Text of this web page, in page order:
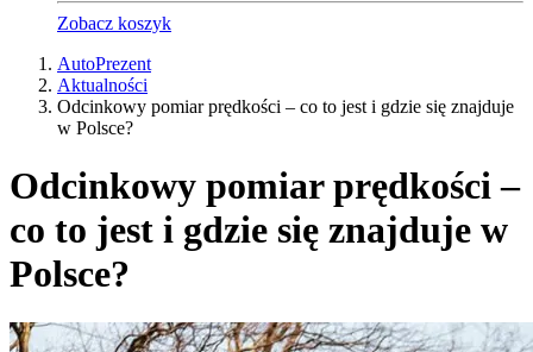
Zobacz koszyk
AutoPrezent
Aktualności
Odcinkowy pomiar prędkości – co to jest i gdzie się znajduje
w Polsce?
Odcinkowy pomiar prędkości –
co to jest i gdzie się znajduje w
Polsce?